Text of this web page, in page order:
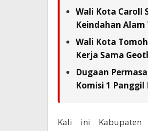
Wali Kota Caroll
Keindahan Alam
Wali Kota
Kerja Sama
Dugaan
Komisi 1
Kali ini Kabupaten